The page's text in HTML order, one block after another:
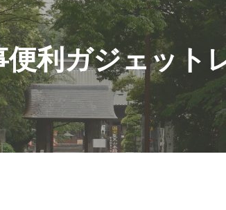
便利ガジェット